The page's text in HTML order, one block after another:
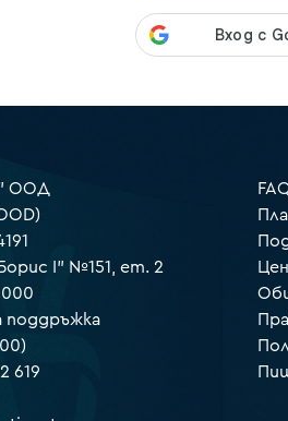
ООД
I" №151, ет. 2
поддръжка
619